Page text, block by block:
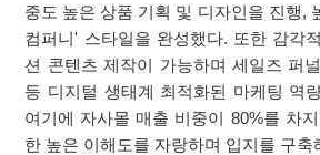
중도 높은 상품 기획 및 디자인을 진행,
컴퍼니' 스타일을 완성했다. 또한 감각
션 콘텐츠 제작이 가능하며 세일즈 퍼
등 디지털 생태계 최적화된 마케팅 역
여기에 자사몰 매출 비중이 80%를 차
한 높은 이해도를 자랑하며 입지를 구축